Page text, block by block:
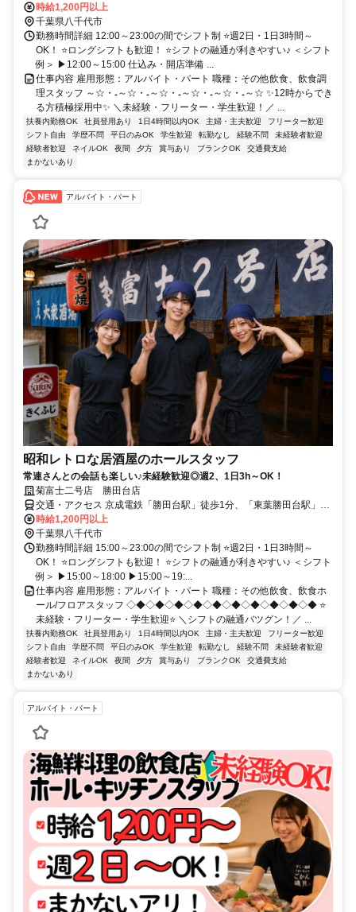
歩4分
時給1,200円以上
千葉県八千代市
勤務時間詳細 12:00～23:00の間でシフト制 ⭐週2日・1日3時間～
OK！ ⭐ロングシフトも歓迎！ ⭐シフトの融通が利きやすい♪ ＜シフト
例＞ ▶12:00～15:00 仕込み・開店準備 ...
仕事内容 雇用形態：アルバイト・パート 職種：その他飲食、飲食調
理スタッフ ～☆・₊～☆・₊～☆・₊～☆・₊～☆・₊～☆ ✨12時からでき
る方積極採用中✨ ＼未経験・フリーター・学生歓迎！／ ...
扶養内勤務OK 社員登用あり 1日4時間以内OK 主婦・主夫歓迎
フリーター歓迎
シフト自由
学歴不問 平日のみOK 学生歓迎 転勤なし 経験不問
未経験者歓迎
経験者歓迎
ネイルOK 夜間 夕方 賞与あり ブランクOK
交通費支給
まかないあり
アルバイト・パート
昭和レトロな居酒屋のホールスタッフ
常連さんとの会話も楽しい♪未経験歓迎◎週2、1日3h～OK！
菊富士二号店 勝田台店
交通・アクセス 京成電鉄「勝田台駅」徒歩1分、「東葉勝田台駅」徒
歩4分
時給1,200円以上
千葉県八千代市
勤務時間詳細 15:00～23:00の間でシフト制 ⭐週2日・1日3時間～
OK！ ⭐ロングシフトも歓迎！ ⭐シフトの融通が利きやすい♪ ＜シフト
例＞ ▶15:00～18:00 ▶15:00～19:...
仕事内容 雇用形態：アルバイト・パート 職種：その他飲食、飲食ホ
ール/フロアスタッフ ◇◆◇◆◇◆◇◆◇◆◇◆◇◆◇◆◇◆◇◆ ⭐
未経験・フリーター・学生歓迎⭐ ＼シフトの融通バツグン！／ ...
扶養内勤務OK 社員登用あり 1日4時間以内OK 主婦・主夫歓迎
フリーター歓迎
シフト自由
学歴不問 平日のみOK 学生歓迎 転勤なし 経験不問
未経験者歓迎
経験者歓迎
ネイルOK 夜間 夕方 賞与あり ブランクOK
交通費支給
まかないあり
アルバイト・パート